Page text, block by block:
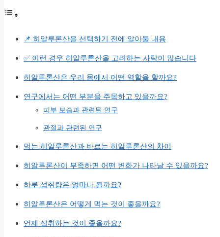
📌 히알루론산을 선택하기 전에 알아둘 내용
✅ 이런 경우 히알루론산을 고려하는 사람이 많습니다
히알루론산은 우리 몸에서 어떤 역할을 할까요?
연구에서는 어떤 부분을 주목하고 있을까요?
피부 보습과 관련된 연구
관절과 관련된 연구
먹는 히알루론산과 바르는 히알루론산의 차이
히알루론산이 부족하면 어떤 변화가 나타날 수 있을까요?
하루 섭취량은 얼마나 될까요?
히알루론산은 어떻게 먹는 것이 좋을까요?
언제 섭취하는 것이 좋을까요?